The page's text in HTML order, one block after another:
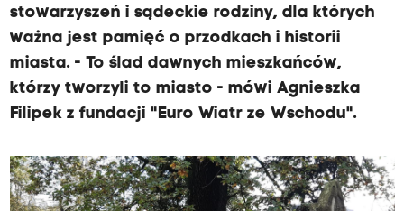
stowarzyszeń i sądeckie rodziny, dla których
ważna jest pamięć o przodkach i historii
miasta. - To ślad dawnych mieszkańców,
którzy tworzyli to miasto - mówi Agnieszka
Filipek z fundacji "Euro Wiatr ze Wschodu".